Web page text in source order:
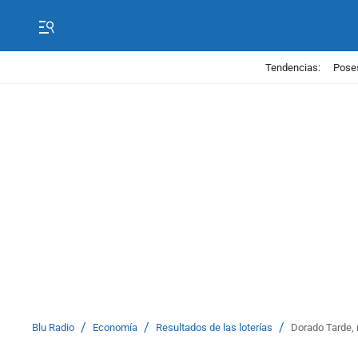
Tendencias:
Blu Radio / Economía / Resultados de las loterías / Dorado